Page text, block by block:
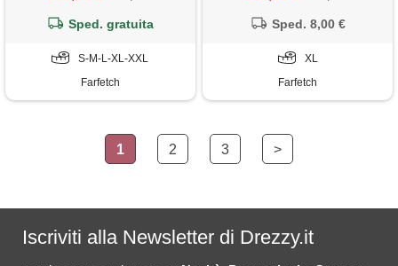
Sped. gratuita
S-M-L-XL-XXL
Farfetch
Sped. 8,00 €
XL
Farfetch
1 2 3 >
Iscriviti alla Newsletter di Drezzy.it